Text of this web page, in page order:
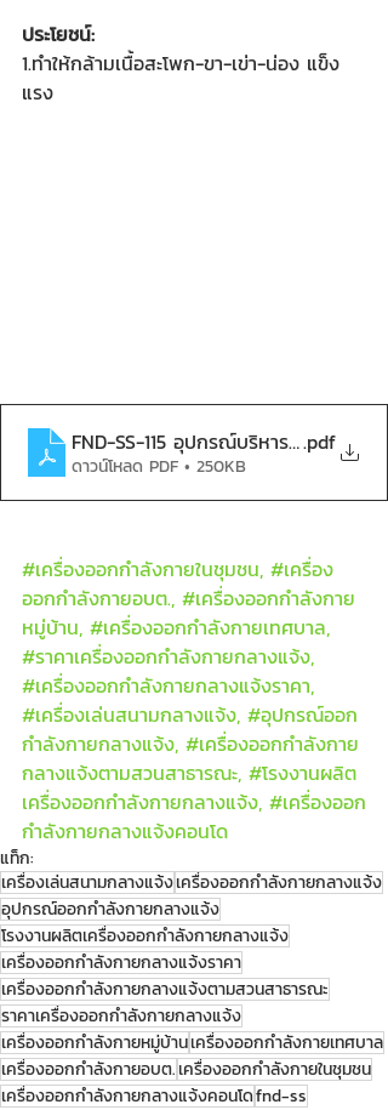
ประโยชน์:
1.ทำให้กล้ามเนื้อสะโพก-ขา-เข่า-น่อง แข็ง
แรง
FND-SS-115 อุปกรณ์บริหารขา-เข่า-น่
.pdf
ดาวน์โหลด PDF • 250KB
#เครื่องออกกำลังกายในชุมชน, #เครื่อง
ออกกำลังกายอบต., #เครื่องออกกำลังกาย
หมู่บ้าน, #เครื่องออกกำลังกายเทศบาล,
#ราคาเครื่องออกกำลังกายกลางแจ้ง,
#เครื่องออกกำลังกายกลางแจ้งราคา,
#เครื่องเล่นสนามกลางแจ้ง, #อุปกรณ์ออก
กำลังกายกลางแจ้ง, #เครื่องออกกำลังกาย
กลางแจ้งตามสวนสาธารณะ, #โรงงานผลิต
เครื่องออกกำลังกายกลางแจ้ง, #เครื่องออก
กำลังกายกลางแจ้งคอนโด
แท็ก:
เครื่องเล่นสนามกลางแจ้งเครื่องออกกำลังกายกลางแจ้ง
อุปกรณ์ออกกำลังกายกลางแจ้ง
โรงงานผลิตเครื่องออกกำลังกายกลางแจ้ง
เครื่องออกกำลังกายกลางแจ้งราคา
เครื่องออกกำลังกายกลางแจ้งตามสวนสาธารณะ
ราคาเครื่องออกกำลังกายกลางแจ้ง
เครื่องออกกำลังกายหมู่บ้านเครื่องออกกำลังกายเทศบาล
เครื่องออกกำลังกายอบต.เครื่องออกกำลังกายในชุมชน
เครื่องออกกำลังกายกลางแจ้งคอนโดfnd-ss